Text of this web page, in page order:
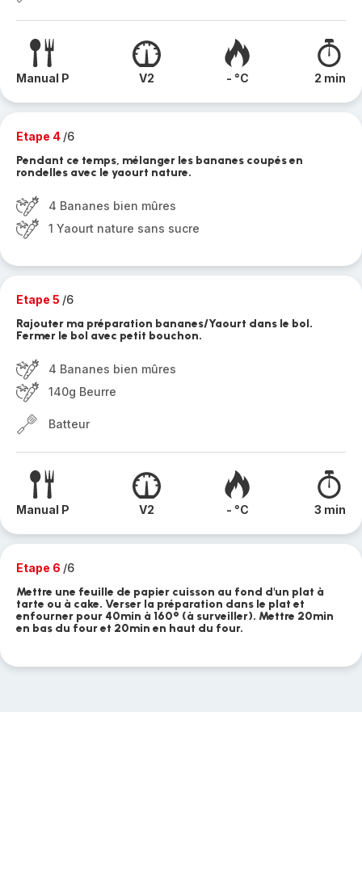
Manual P V2 - °C 2 min
Etape 4 /6
Pendant ce temps, mélanger les bananes coupés en
rondelles avec le yaourt nature.
4 Bananes bien mûres
1 Yaourt nature sans sucre
Etape 5 /6
Rajouter ma préparation bananes/Yaourt dans le bol.
Fermer le bol avec petit bouchon.
4 Bananes bien mûres
140g Beurre
Batteur
Manual P V2 - °C 3 min
Etape 6 /6
Mettre une feuille de papier cuisson au fond d'un plat à
tarte ou à cake. Verser la préparation dans le plat et
enfourner pour 40min à 160° (à surveiller). Mettre 20min
en bas du four et 20min en haut du four.